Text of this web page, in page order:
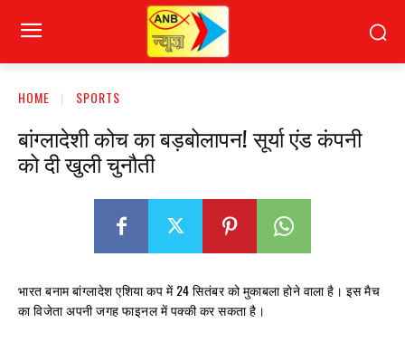
HOME SPORTS
बांग्लादेशी कोच का बड़बोलापन! सूर्या एंड कंपनी
को दी खुली चुनौती
भारत बनाम बांग्लादेश एशिया कप में 24 सितंबर को मुकाबला होने वाला है। इस मैच
का विजेता अपनी जगह फाइनल में पक्की कर सकता है।